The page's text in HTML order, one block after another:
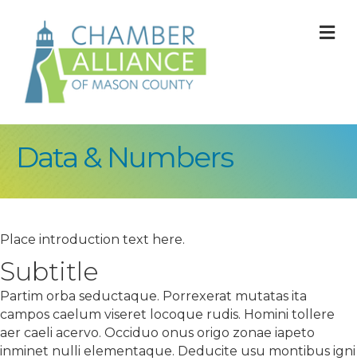
Data & Numbers
Place introduction text here.
Subtitle
Partim orba seductaque. Porrexerat mutatas ita
campos caelum viseret locoque rudis. Homini tollere
aer caeli acervo. Occiduo onus origo zonae iapeto
inminet nulli elementaque. Deducite usu montibus igni